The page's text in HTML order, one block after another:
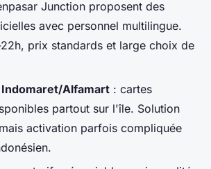
Junction proposent des
avec personnel multilingue.
prix standards et large choix de
Alfamart : cartes
partout sur l'île. Solution
activation parfois compliquée